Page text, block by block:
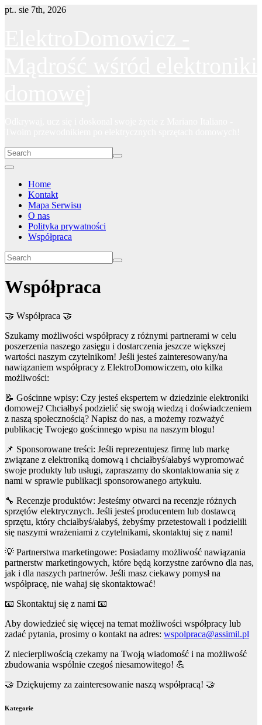
Skip
pt.. sie 7th, 2026
Home
Kontakt
Mapa Serwisu
O nas
Polityka prywatności
Współpraca
Współpraca
🤝 Współpraca 🤝
Szukamy możliwości współpracy z różnymi partnerami w celu
poszerzenia naszego zasięgu i dostarczenia jeszcze większej
wartości naszym czytelnikom! Jeśli jesteś zainteresowany/na
nawiązaniem współpracy z ElektroDomowiczem, oto kilka
możliwości:
📝 Gościnne wpisy: Czy jesteś ekspertem w dziedzinie elektroniki
domowej? Chciałbyś podzielić się swoją wiedzą i doświadczeniem
z naszą społecznością? Napisz do nas, a możemy rozważyć
publikację Twojego gościnnego wpisu na naszym blogu!
📌 Sponsorowane treści: Jeśli reprezentujesz firmę lub markę
związane z elektroniką domową i chciałbyś/ałabyś wypromować
swoje produkty lub usługi, zapraszamy do skontaktowania się z
nami w sprawie publikacji sponsorowanego artykułu.
🔧 Recenzje produktów: Jesteśmy otwarci na recenzje różnych
sprzętów elektrycznych. Jeśli jesteś producentem lub dostawcą
sprzętu, który chciałbyś/ałabyś, żebyśmy przetestowali i podzielili
się naszymi wrażeniami z czytelnikami, skontaktuj się z nami!
💡 Partnerstwa marketingowe: Posiadamy możliwość nawiązania
partnerstw marketingowych, które będą korzystne zarówno dla nas,
jak i dla naszych partnerów. Jeśli masz ciekawy pomysł na
współpracę, nie wahaj się skontaktować!
📧 Skontaktuj się z nami 📧
Aby dowiedzieć się więcej na temat możliwości współpracy lub
zadać pytania, prosimy o kontakt na adres: wspolpraca@assimil.pl
Z niecierpliwością czekamy na Twoją wiadomość i na możliwość
zbudowania wspólnie czegoś niesamowitego! 💪
🤝 Dziękujemy za zainteresowanie naszą współpracą! 🤝
Kategorie